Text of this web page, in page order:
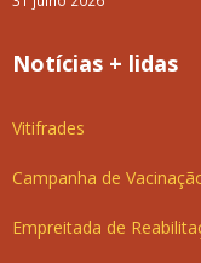
Notícias + lidas
Vitifrades
Campanha de
Empreitada de